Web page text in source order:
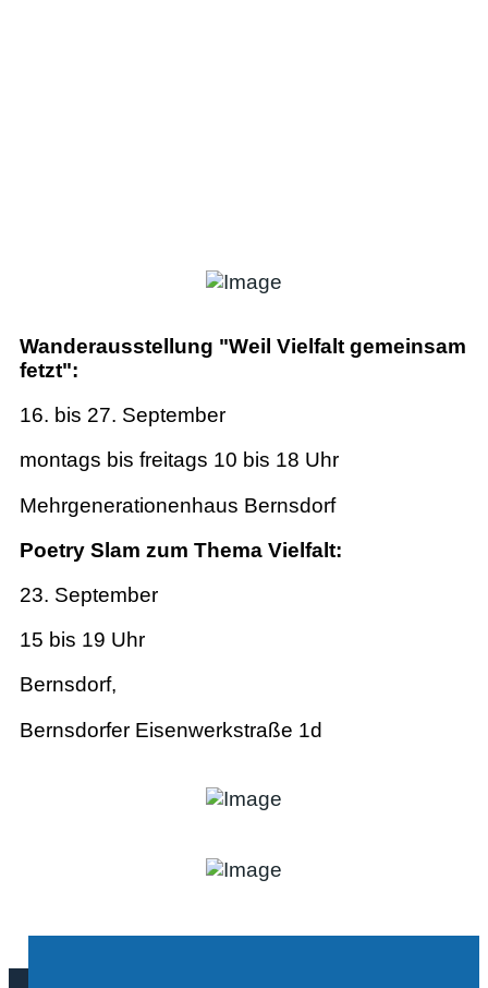
Wanderausstellung "Weil Vielfalt gemeinsam
fetzt":
16. bis 27. September
montags bis freitags 10 bis 18 Uhr
Mehrgenerationenhaus Bernsdorf
Poetry Slam zum Thema Vielfalt:
23. September
15 bis 19 Uhr
Bernsdorf,
Bernsdorfer Eisenwerkstraße 1d